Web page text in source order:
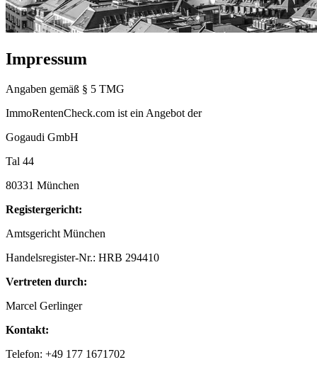
Impressum
Angaben gemäß § 5 TMG
ImmoRentenCheck.com ist ein Angebot der
Gogaudi GmbH
Tal 44
80331 München
Registergericht:
Amtsgericht München
Handelsregister-Nr.: HRB 294410
Vertreten durch:
Marcel Gerlinger
Kontakt:
Telefon: +49 177 1671702